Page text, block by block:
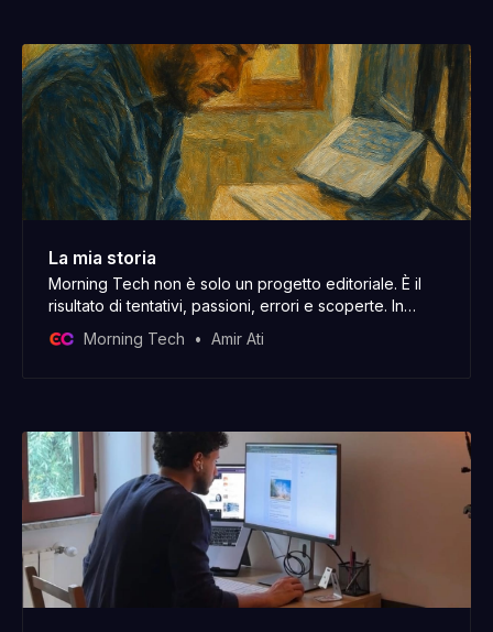
La mia storia
Morning Tech non è solo un progetto editoriale. È il
risultato di tentativi, passioni, errori e scoperte. In
righe della mia storia.
Morning Tech Amir Ati